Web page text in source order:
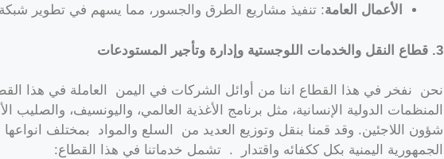
الأعمال العامة: تنفيذ مشاريع الطرق والجسور، مما يسهم في تطوير
3. قطاع النقل والخدمات اللوجستية وإدارة وتأجير المستودعات
نحن نفخر في هذا القطاع اننا من أوائل الشركات في اليمن العاملة في هذا
المنظمات الدولية الإنسانية، مثل برنامج الأغذية العالمي، واليونسيف، والصليب
شؤون اللاجئين. وقد قمنا بنقل وتوزيع العديد من السلع والمواد بمختلف
الجمهورية اليمنية بكل ككفائه واقتدار . تشمل خدماتنا في هذا القطاع: